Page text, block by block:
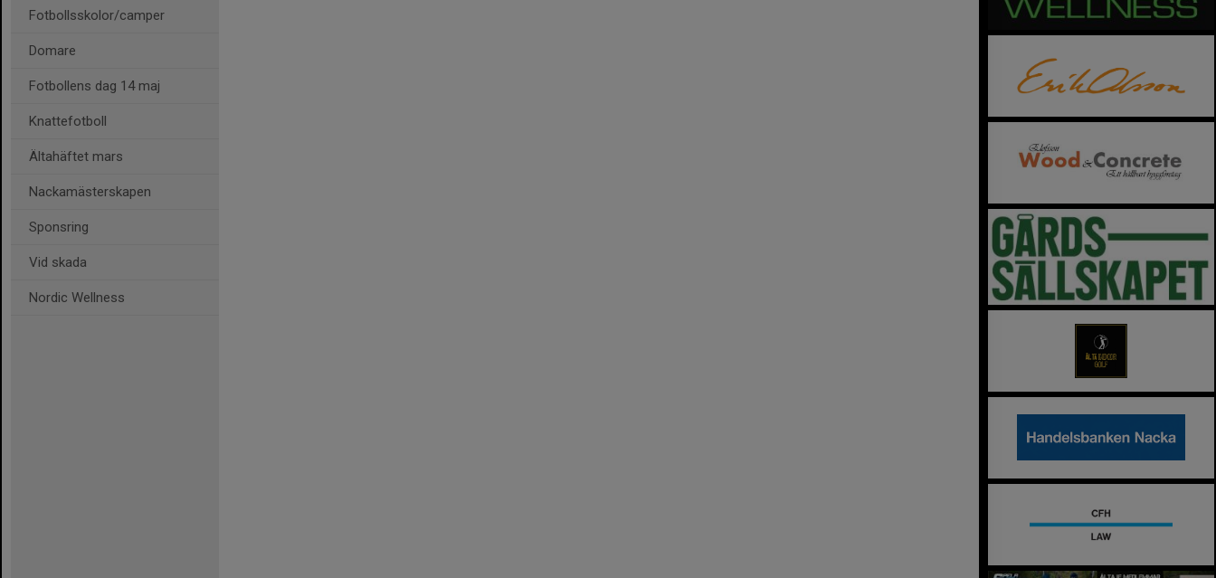
Fotbollsskolor/camper
Domare
Fotbollens dag 14 maj
Knattefotboll
Ältahäftet mars
Nackamästerskapen
Sponsring
Vid skada
Nordic Wellness